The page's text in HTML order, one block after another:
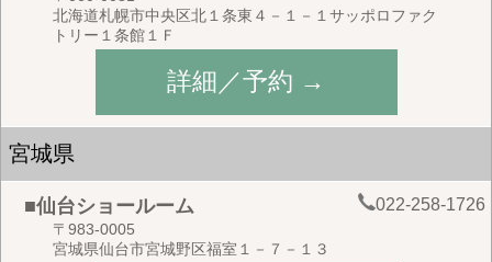
北海道札幌市中央区北１条東４－１－１サッポロファク
トリー１条館１Ｆ
詳細／予約 →
宮城県
■仙台ショールーム 022-258-1726
〒983-0005
宮城県仙台市宮城野区福室１－７－１３